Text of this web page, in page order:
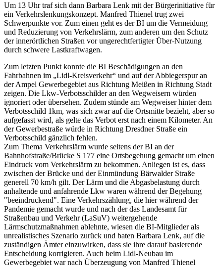
Um 13 Uhr traf sich dann Barbara Lenk mit der Bürgerinitiative für
ein Verkehrslenkungskonzept. Manfred Thienel trug zwei
Schwerpunkte vor. Zum einen geht es der BI um die Vermeidung
und Reduzierung von Verkehrslärm, zum anderen um den Schutz
der innerörtlichen Straßen vor ungerechtfertigter Über-Nutzung
durch schwere Lastkraftwagen.
Zum letzten Punkt konnte die BI Beschädigungen an den
Fahrbahnen im „Lidl-Kreisverkehr“ und auf der Abbiegerspur an
der Ampel Gewerbegebiet aus Richtung Meißen in Richtung Stadt
zeigen. Die Lkw-Verbotsschilder an den Wegweisern würden
ignoriert oder übersehen. Zudem stünde am Wegweiser hinter dem
Verbotsschild 1km, was sich zwar auf die Ortsmitte bezieht, aber so
aufgefasst wird, als gelte das Verbot erst nach einem Kilometer. An
der Gewerbestraße würde in Richtung Dresdner Straße ein
Verbotsschild gänzlich fehlen.
Zum Thema Verkehrslärm wurde seitens der BI an der
Bahnhofstraße/Brücke S 177 eine Ortsbegehung gemacht um einen
Eindruck vom Verkehrslärm zu bekommen. Anliegen ist es, dass
zwischen der Brücke und der Einmündung Bärwalder Straße
generell 70 km/h gilt. Der Lärm und die Abgasbelastung durch
anhaltende und anfahrende Lkw waren während der Begehung
"beeindruckend". Eine Verkehrszählung, die hier während der
Pandemie gemacht wurde und nach der das Landesamt für
Straßenbau und Verkehr (LaSuV) weitergehende
Lärmschutzmaßnahmen ablehnte, wiesen die BI-Mitglieder als
unrealistisches Szenario zurück und baten Barbara Lenk, auf die
zuständigen Ämter einzuwirken, dass sie ihre darauf basierende
Entscheidung korrigieren. Auch beim Lidl-Neubau im
Gewerbegebiet war nach Überzeugung von Manfred Thienel